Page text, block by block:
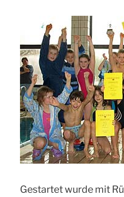
Gestartet wurde mit